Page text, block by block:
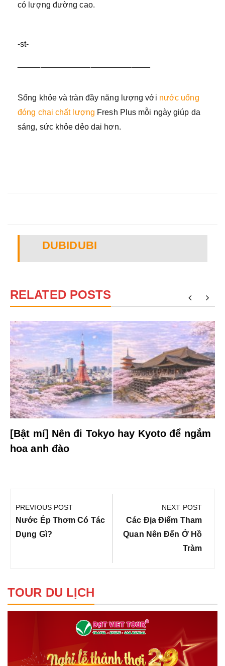
có lượng đường cao.
-st-
Sống khỏe và tràn đầy năng lượng với nước uống
đóng chai chất lượng Fresh Plus mỗi ngày giúp da
sáng, sức khỏe dẻo dai hơn.
DUBIDUBI
RELATED POSTS
[Bật mí] Nên đi Tokyo hay Kyoto để ngắm
hoa anh đào
hướng
bài
viết
PREVIOUS POST
Previous
Post:
Nước Ép Thơm Có Tác
Dụng Gì?
NEXT POST
Next
Post:
Các Địa Điểm Tham
Quan Nên Đến Ở Hồ
Tràm
TOUR DU LỊCH